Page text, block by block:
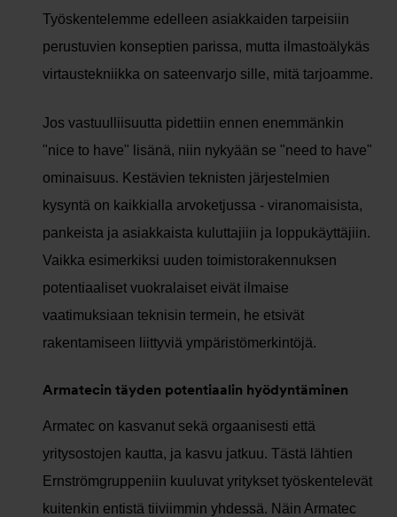
Työskentelemme edelleen asiakkaiden tarpeisiin
perustuvien konseptien parissa, mutta ilmastoälykäs
virtaustekniikka on sateenvarjo sille, mitä tarjoamme.
Jos vastuulliisuutta pidettiin ennen enemmänkin
"nice to have" lisänä, niin nykyään se "need to have"
ominaisuus. Kestävien teknisten järjestelmien
kysyntä on kaikkialla arvoketjussa - viranomaisista,
pankeista ja asiakkaista kuluttajiin ja loppukäyttäjiin.
Vaikka esimerkiksi uuden toimistorakennuksen
potentiaaliset vuokralaiset eivät ilmaise
vaatimuksiaan teknisin termein, he etsivät
rakentamiseen liittyviä ympäristömerkintöjä.
Armatecin täyden potentiaalin hyödyntäminen
Armatec on kasvanut sekä orgaanisesti että
yritysostojen kautta, ja kasvu jatkuu. Tästä lähtien
Ernströmgruppeniin kuuluvat yritykset työskentelevät
kuitenkin entistä tiiviimmin yhdessä. Näin Armatec